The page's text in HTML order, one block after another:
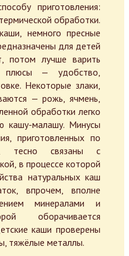
приготовления:
обработки.
немного пресные
для детей
потом лучше варить
плюсы — удобство,
Некоторые злаки,
— рожь, ячмень,
обработки легко
кашу-малашу. Минусы
приготовленных по
тесно связаны с
в процессе которой
натуральных каш
впрочем, вполне
минералами и
оборачивается
каши проверены
тяжёлые металлы.